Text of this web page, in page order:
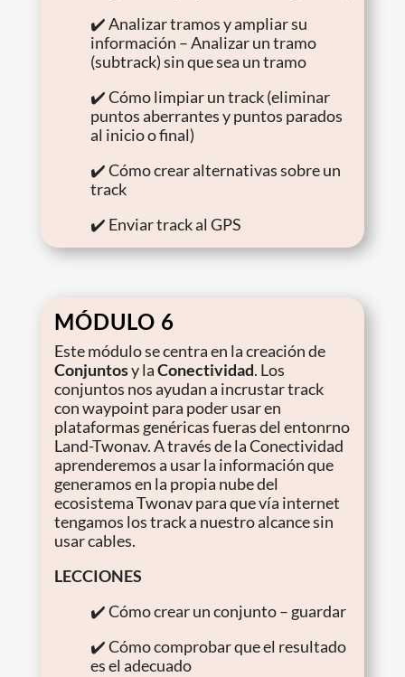
✔️ Analizar tramos y ampliar su
información – Analizar un tramo
(subtrack) sin que sea un tramo
✔️ Cómo limpiar un track (eliminar
puntos aberrantes y puntos parados
al inicio o final)
✔️ Cómo crear alternativas sobre un
track
✔️ Enviar track al GPS
MÓDULO 6
Este módulo se centra en la creación de
Conjuntosy laConectividad. Los
conjuntos nos ayudan a incrustar track
con waypoint para poder usar en
plataformas genéricas fueras del entonrno
Land-Twonav. A través de la Conectividad
aprenderemos a usar la información que
generamos en la propia nube del
ecosistema Twonav para que vía internet
tengamos los track a nuestro alcance sin
usar cables.
LECCIONES
✔️ Cómo crear un conjunto – guardar
✔️ Cómo comprobar que el resultado
es el adecuado